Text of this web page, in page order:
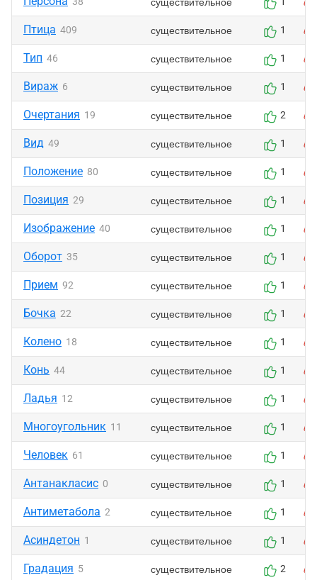
Птица 409 существительное 1
Тип 46 существительное 1
Вираж 6 существительное 1
Очертания 19 существительное 2
Вид 49 существительное 1
Положение 80 существительное 1
Позиция 29 существительное 1
Изображение 40 существительное 1
Оборот 35 существительное 1
Прием 92 существительное 1
Бочка 22 существительное 1
Колено 18 существительное 1
Конь 44 существительное 1
Ладья 12 существительное 1
Многоугольник 11 существительное 1
Человек 61 существительное 1
Антанакласис 0 существительное 1
Антиметабола 2 существительное 1
Асиндетон 1 существительное 1
Градация 5 существительное 2